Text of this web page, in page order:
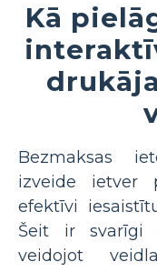
Kā
Bezmaksas
izveide ietver
efektīvi
Šeit ir svarīgi
veidojot